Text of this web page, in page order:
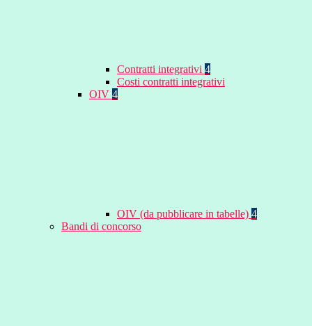
Contratti integrativi 4
Costi contratti integrativi
OIV 4
OIV (da pubblicare in tabelle) 4
Bandi di concorso